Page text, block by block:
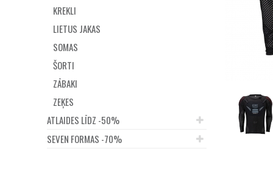
KREKLI
LIETUS JAKAS
SOMAS
ŠORTI
ZĀBAKI
ZEĶES
ATLAIDES LĪDZ -50%
SEVEN FORMAS -70%